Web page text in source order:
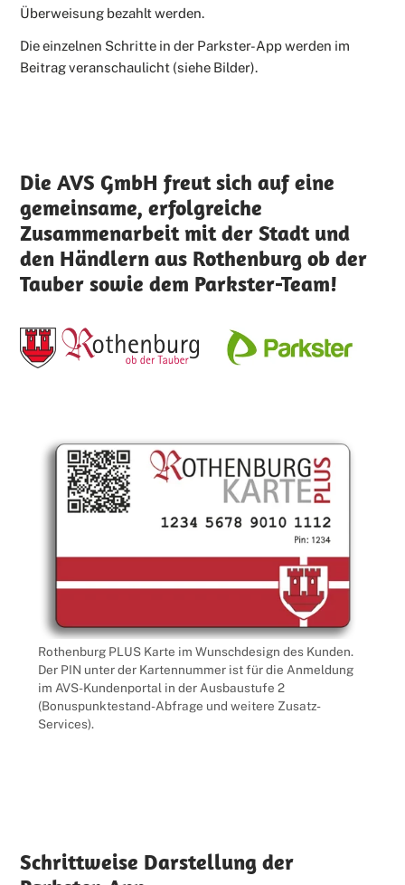
Überweisung bezahlt werden.
Die einzelnen Schritte in der Parkster-App werden im
Beitrag veranschaulicht (siehe Bilder).
Die AVS GmbH freut sich auf eine
gemeinsame, erfolgreiche
Zusammenarbeit mit der Stadt und
den Händlern aus Rothenburg ob der
Tauber sowie dem Parkster-Team!
Rothenburg PLUS Karte im Wunschdesign des Kunden.
Der PIN unter der Kartennummer ist für die Anmeldung
im AVS-Kundenportal in der Ausbaustufe 2
(Bonuspunktestand-Abfrage und weitere Zusatz-
Services).
Schrittweise Darstellung der